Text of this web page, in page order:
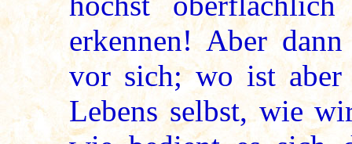
erkennen! Aber
vor sich; wo ist aber
Lebens selbst, wie